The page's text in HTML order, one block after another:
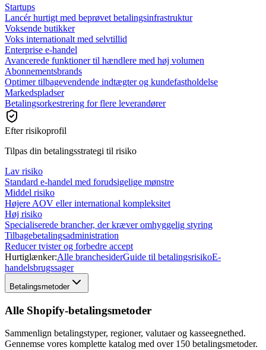
Startups
Lancér hurtigt med beprøvet betalingsinfrastruktur
Voksende butikker
Voks internationalt med selvtillid
Enterprise e-handel
Avancerede funktioner til hændlere med høj volumen
Abonnementsbrands
Optimer tilbagevendende indtægter og kundefastholdelse
Markedspladser
Betalingsorkestrering for flere leverandører
Efter risikoprofil
Tilpas din betalingsstrategi til risiko
Lav risiko
Standard e-handel med forudsigelige mønstre
Middel risiko
Højere AOV eller international kompleksitet
Høj risiko
Specialiserede brancher, der kræver omhyggelig styring
Tilbagebetalingsadministration
Reducer tvister og forbedre accept
Hurtiglænker:Alle branchesiderGuide til betalingsrisikoE-
handelsbrugssager
Betalingsmetoder
Alle Shopify-betalingsmetoder
Sammenlign betalingstyper, regioner, valutaer og kasseegnethed.
Gennemse vores komplette katalog med over 150 betalingsmetoder.